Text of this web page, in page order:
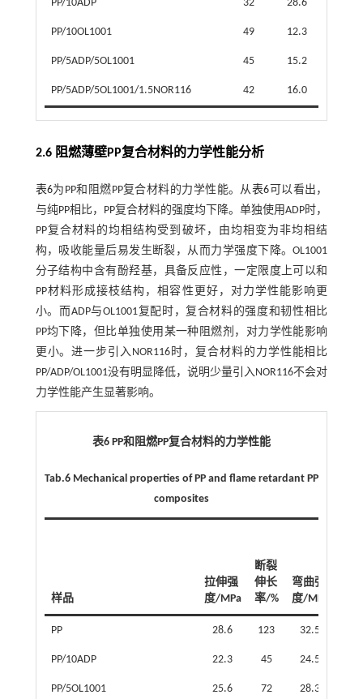
PP/10ADP 32 28.6
PP/10OL1001 49 12.3
PP/5ADP/5OL1001 45 15.2
PP/5ADP/5OL1001/1.5NOR116 42 16.0
2.6 阻燃薄壁PP复合材料的力学性能分析
表6为PP和阻燃PP复合材料的力学性能。从表6 可以看出，
与纯PP相比，PP复合材料的强度均下降。单独使用ADP时，
PP复合材料的均相结构受到破坏，由均相变为非均相结
构，吸收能量后易发生断裂，从而力学强度下降。OL1001
分子结构中含有酚羟基，具备反应性，一定限度上可以和
PP材料形成接枝结构，相容性更好，对力学性能影响更
小。而ADP与OL1001复配时，复合材料的强度和韧性相比
PP均下降，但比单独使用某一种阻燃剂，对力学性能影响
更小。进一步引入NOR116时，复合材料的力学性能相比
PP/ADP/OL1001没有明显降低，说明少量引入NOR116不会对
力学性能产生显著影响。
表6 PP和阻燃PP复合材料的力学性能
Tab.6 Mechanical properties of PP and flame retardant PP
composites
样品
拉伸强
度/MPa
断裂
伸长
率/%
弯曲强
度/MPa
PP 28.6 123 32.5
PP/10ADP 22.3 45 24.5
PP/5OL1001 25.6 72 28.3